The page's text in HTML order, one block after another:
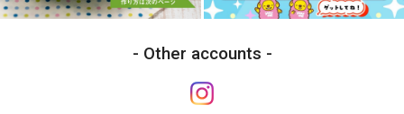
Other accounts